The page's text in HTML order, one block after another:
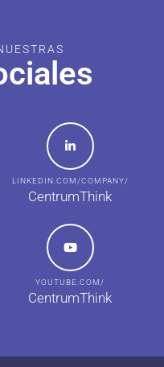
LINKEDIN.COM/COMPANY/
CentrumThink
YOUTUBE.COM/
CentrumThink